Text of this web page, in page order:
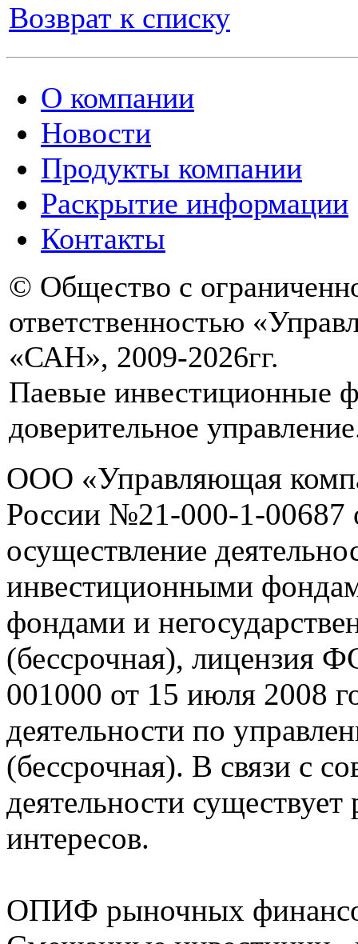
Возврат к списку
О компании
Новости
Продукты компании
Раскрытие информации
Контакты
© Общество с
ответственностью
«САН», 2009-2026гг.
Паевые
доверительное
ООО «Управляющая
России №21-000-1-00687
осуществление
инвестиционными
фондами и
(бессрочная), лицензия
001000 от 15 июля 2008
деятельности по
(бессрочная). В связи с
деятельности
интересов.
ОПИФ рыночных